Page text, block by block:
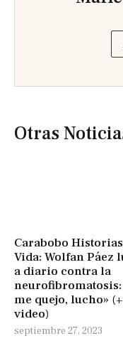
Otras
Carabobo
Vida: Wolfan Páez
a diario contra la
neurofibromatosis:
me quejo, lucho» (+
video)
septiembre 27, 2023